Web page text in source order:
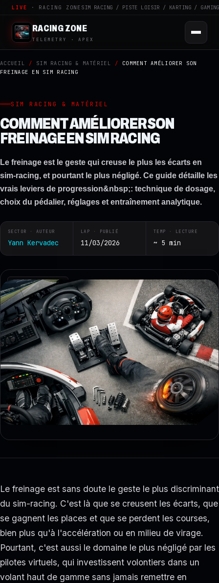
LIVE · RACING ZONE SIM RACING / PISTE LOISIR / KARTING / GAMING
RACING ZONE
TELEMETRY · APEX
ACCUEIL / SIM RACING & MATÉRIEL /
COMMENT AMÉLIORER SON
FREINAGE EN SIM RACING
SIM RACING & MATÉRIEL
COMMENT AMÉLIORER SON
FREINAGE EN SIM RACING
Le freinage est le geste qui creuse le plus les écarts en
sim-racing, et pourtant le plus négligé. Ce guide détaille les
vrais leviers de progression&nbsp;: technique de dosage,
choix du pédalier, réglages et entraînement analytique.
SECTOR · AUTEUR
Yann Kervadec
LAP · PUBLIÉ
11/03/2026
TEMP · LECTURE
~ 5 min
RZ · TELEMETRY
Le freinage est sans doute le geste le plus discriminant
du sim-racing. C'est là que se creusent les écarts, que
se gagnent les places et que se perdent les courses,
bien plus qu'à l'accélération ou en milieu de virage.
Pourtant, c'est aussi le domaine le plus négligé par les
pilotes virtuels, qui investissent volontiers dans un
volant haut de gamme sans jamais remettre en